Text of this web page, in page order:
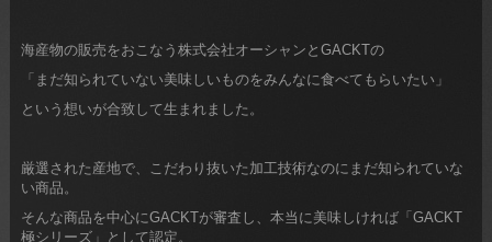
海産物の販売をおこなう株式会社オーシャンとGACKTの
「まだ知られていない美味しいものをみんなに食べてもらいたい」
という想いが合致して生まれました。
厳選された産地で、こだわり抜いた加工技術なのにまだ知られていな
い商品。
そんな商品を中心にGACKTが審査し、本当に美味しければ「GACKT
極シリーズ」として認定。